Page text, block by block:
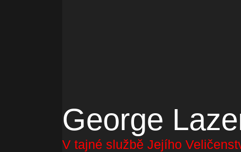
George
V tajné službě Jejího